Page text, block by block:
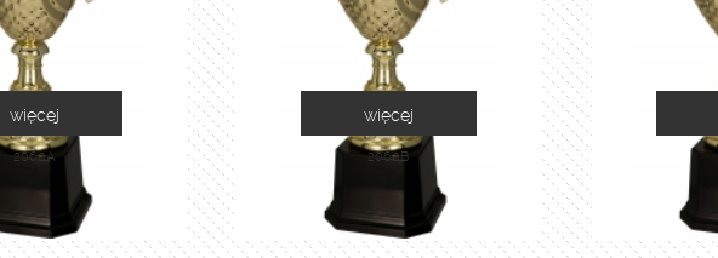
2060A
więcej
2060B
więcej